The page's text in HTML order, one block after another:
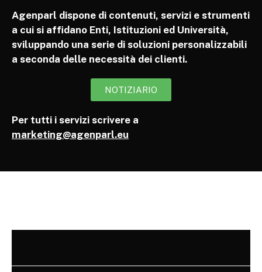
Agenparl dispone di contenuti, servizi e strumenti
a cui si affidano Enti, Istituzioni ed Università,
sviluppando una serie di soluzioni personalizzabili
a seconda delle necessità dei clienti.
NOTIZIARIO
Per tutti i servizi scrivere a
marketing@agenparl.eu